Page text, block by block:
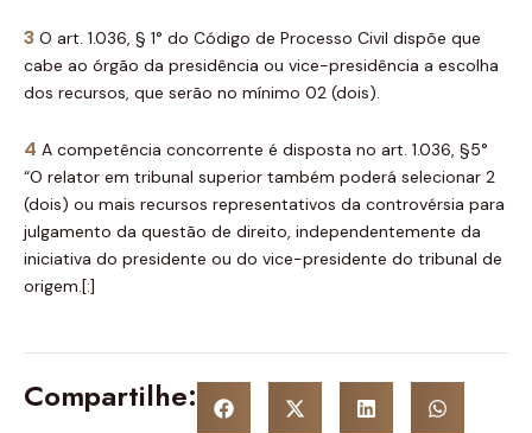
3 O art. 1.036, § 1° do Código de Processo Civil dispõe que
cabe ao órgão da presidência ou vice-presidência a escolha
dos recursos, que serão no mínimo 02 (dois).
4 A competência concorrente é disposta no art. 1.036, §5°
“O relator em tribunal superior também poderá selecionar 2
(dois) ou mais recursos representativos da controvérsia para
julgamento da questão de direito, independentemente da
iniciativa do presidente ou do vice-presidente do tribunal de
origem.[:]
Compartilhe: